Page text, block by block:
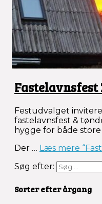
Fastelavnsfest
Festudvalget
fastelavnsfest &
hygge for både store
Der … Læs mere
Søg efter:
Sorter efter årgang